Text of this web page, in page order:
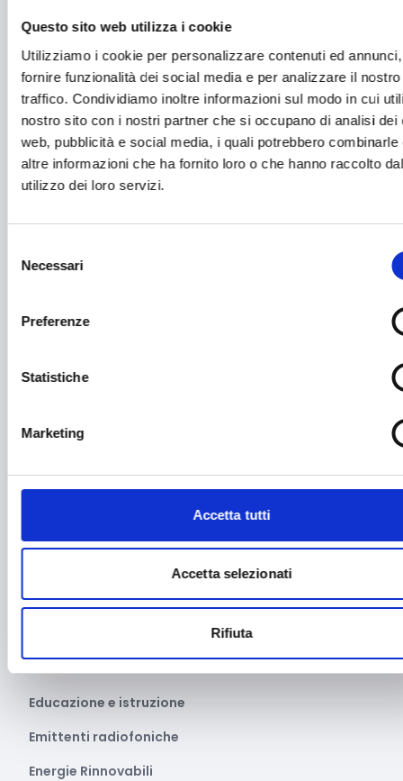
Questo sito web utilizza i cookie
Utilizziamo i cookie per personalizzare contenuti ed
fornire funzionalità dei social media e per analizzare il nostro
traffico. Condividiamo inoltre informazioni sul modo in cui
nostro sito con i nostri partner che si occupano di analisi dei
web, pubblicità e social media, i quali potrebbero combinarle
altre informazioni che ha fornito loro o che hanno raccolto
utilizzo dei loro servizi.
delNecessari
Preferenze
Statistiche
Marketing
Accetta tutti
Accetta selezionati
Rifiuta
Audiovisivi e Cinema
Automotive
Avvio attività
Benessere e diritti degli animali
Biodiversità
Brevetti e licenze
Cartellonistica stradale
Certificazioni
Competitività imprese
Cybersecurity
Economia circolare
Editoria e informazione
Educazione e istruzione
Emittenti radiofoniche
Energie Rinnovabili